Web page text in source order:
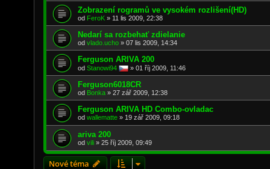
Zobrazení rogramů ve vysokém rozlišení(HD)
od FeroK » 11 lis 2009, 22:38
Nedarí sa rozbehať zdielanie
od vlado.ucho » 07 lis 2009, 14:34
Ferguson ARIVA 200
od Stanowi94 » 01 říj 2009, 11:46
Ferguson6018CR
od Bonka » 27 zář 2009, 12:38
Ferguson ARIVA HD Combo-ovladac
od wallematte » 19 zář 2009, 09:18
ariva 200
od vili » 25 říj 2009, 09:49
Nové téma